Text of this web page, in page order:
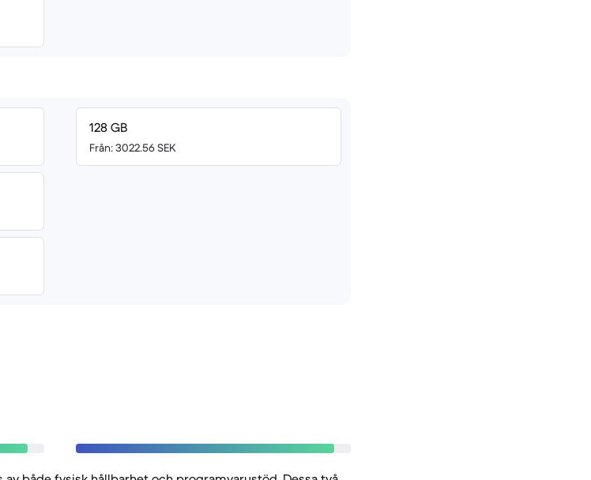
128 GB
Från: 3022.56 SEK